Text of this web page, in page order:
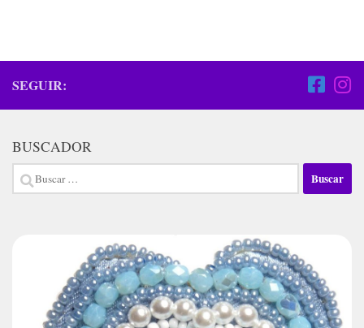
SEGUIR:
BUSCADOR
Buscar: